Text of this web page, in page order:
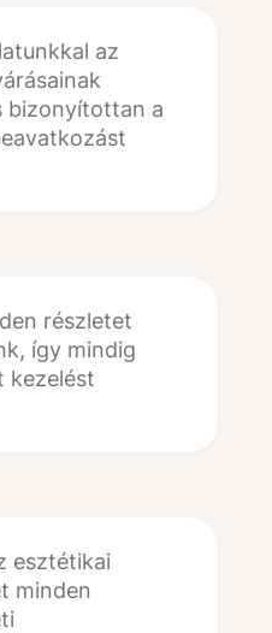
az
bizonyítottan a
részletet
így mindig
kezelést
esztétikai
minden